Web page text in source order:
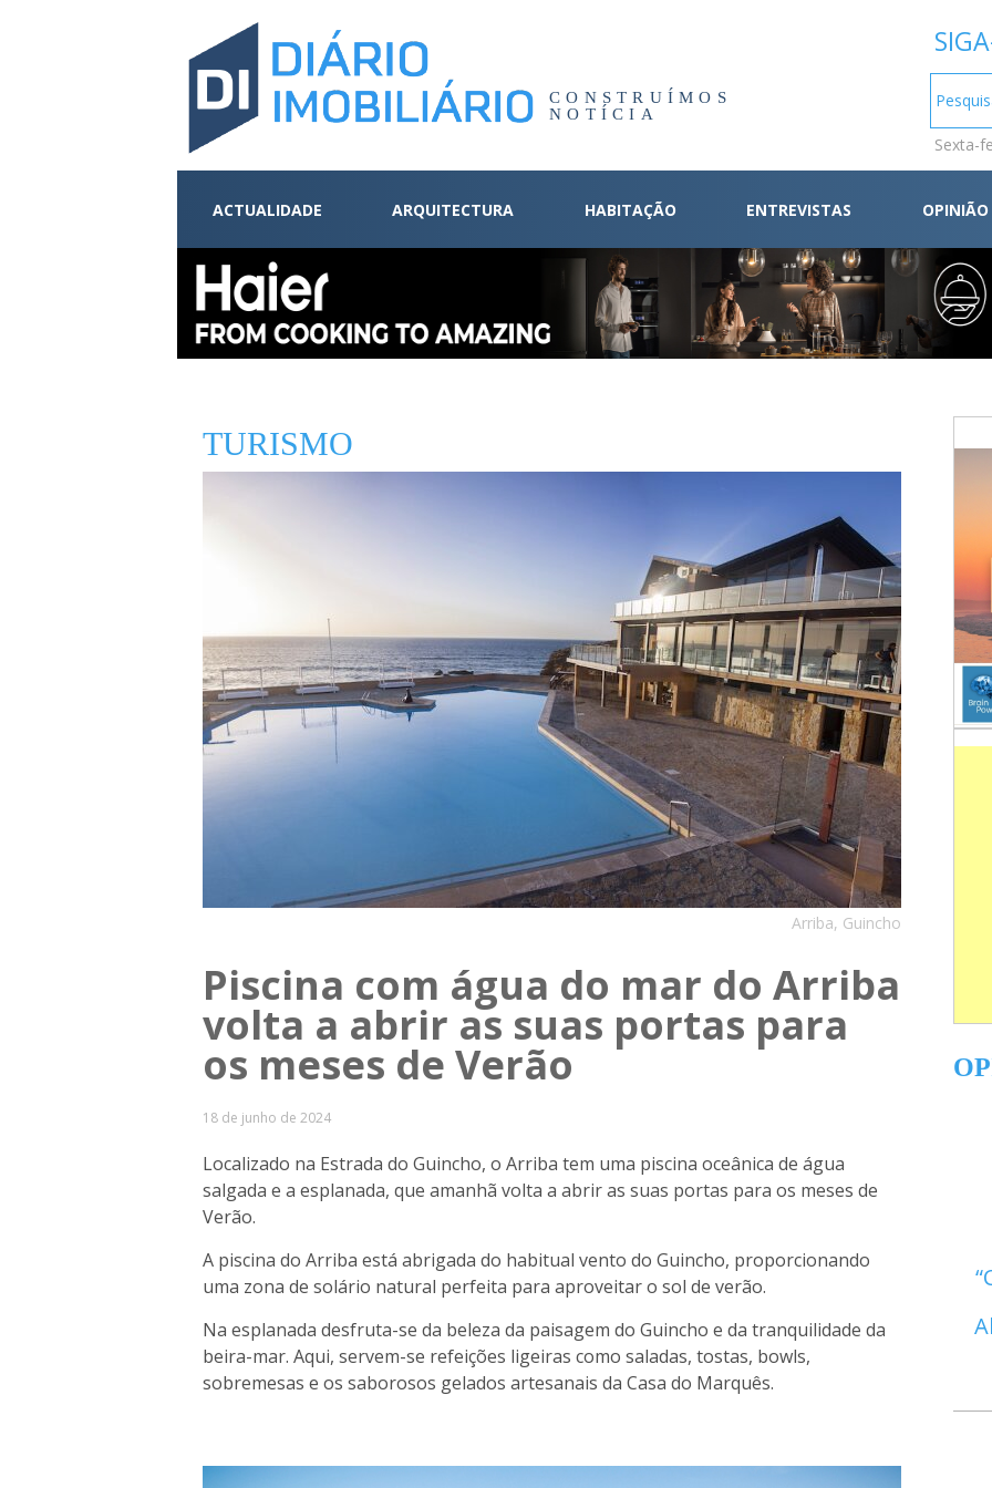
CONSTRUÍMOS
NOTÍCIA
Sexta-
ACTUALIDADE ARQUITECTURA HABITAÇÃO ENTREVISTAS OPINIÃO
TURISMO
Arriba, Guincho
Piscina com água do mar do Arriba
volta a abrir as suas portas para
os meses de Verão
18 de junho de 2024
Localizado na Estrada do Guincho, o Arriba tem uma piscina oceânica de água
salgada e a esplanada, que amanhã volta a abrir as suas portas para os meses de
Verão.
A piscina do Arriba está abrigada do habitual vento do Guincho, proporcionando
uma zona de solário natural perfeita para aproveitar o sol de verão.
Na esplanada desfruta-se da beleza da paisagem do Guincho e da tranquilidade da
beira-mar. Aqui, servem-se refeições ligeiras como saladas, tostas, bowls,
sobremesas e os saborosos gelados artesanais da Casa do Marquês.